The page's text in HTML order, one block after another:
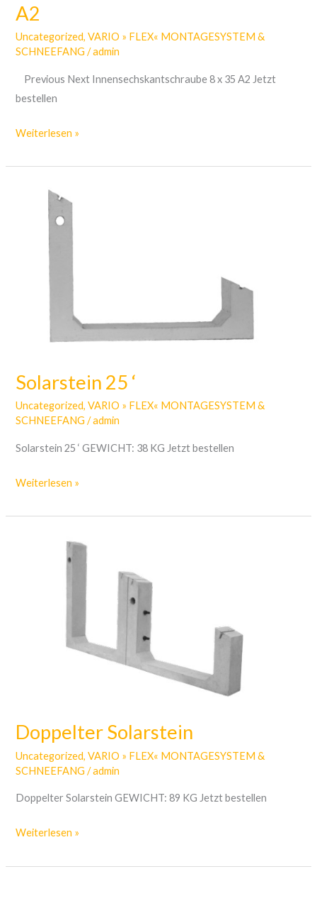
A2
Uncategorized,VARIO » FLEX« MONTAGESYSTEM &
SCHNEEFANG /admin
Previous Next Innensechskantschraube 8 x 35 A2 Jetzt
bestellen
Weiterlesen »
Solarstein 25 ‘
Uncategorized,VARIO » FLEX« MONTAGESYSTEM &
SCHNEEFANG /admin
Solarstein 25 ‘ GEWICHT: 38 KG Jetzt bestellen
Solarstein
Weiterlesen »
Doppelter Solarstein
Uncategorized,VARIO » FLEX« MONTAGESYSTEM &
SCHNEEFANG /admin
Doppelter Solarstein GEWICHT: 89 KG Jetzt bestellen
Weiterlesen »